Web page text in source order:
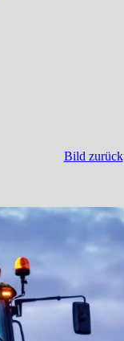
Bild zurück